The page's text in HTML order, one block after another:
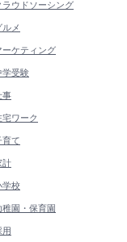
ラウドソーシング
ルメ
ーケティング
学受験
事
宅ワーク
育て
計
学校
稚園・保育園
用